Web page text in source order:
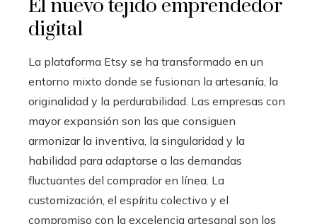
El nuevo tejido emprendedor
digital
La plataforma Etsy se ha transformado en un
entorno mixto donde se fusionan la artesanía, la
originalidad y la perdurabilidad. Las empresas con
mayor expansión son las que consiguen
armonizar la inventiva, la singularidad y la
habilidad para adaptarse a las demandas
fluctuantes del comprador en línea. La
customización, el espíritu colectivo y el
compromiso con la excelencia artesanal son los